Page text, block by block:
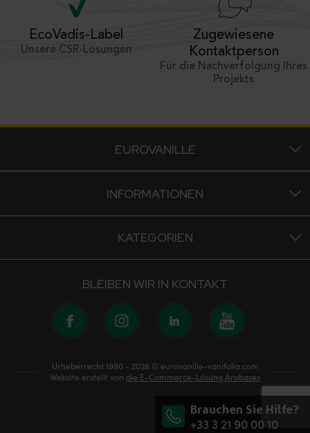
EcoVadis-Label
Unsere CSR-Lösungen
Zugewiesene
Kontaktperson
Für die Nachverfolgung Ihres
Projekts
EUROVANILLE
INFORMATIONEN
KATEGORIEN
BLEIBEN WIR IN KONTAKT
Urheberrecht 1990 - 2026 © eurovanille-vanifolia.com
Website erstellt von die E-Commerce-Lösung Arobases
Brauchen Sie Hilfe?
+33 3 21 90 00 10